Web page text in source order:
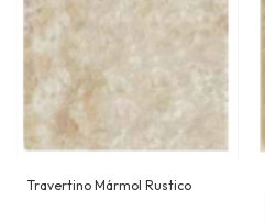
Travertino Mármol Rustico